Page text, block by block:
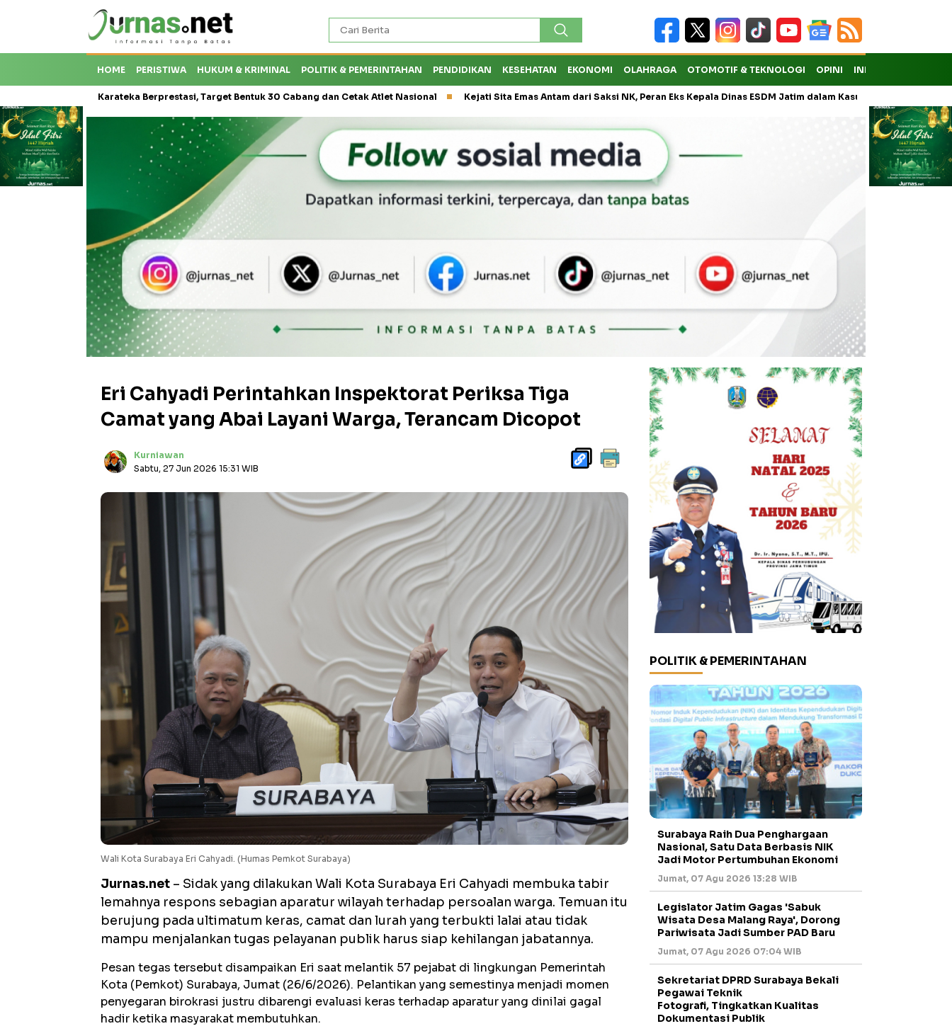
HOME PERISTIWA HUKUM & KRIMINAL POLITIK & PEMERINTAHAN PENDIDIKAN KESEHATAN EKONOMI OLAHRAGA OTOMOTIF & TEKNOLOGI OPINI INDEKS
Karateka Berprestasi, Target Bentuk 30 Cabang dan Cetak Atlet Nasional Kejati Sita Emas Antam dari Saksi NK, Peran Eks Kepala Dinas ESDM Jatim dalam Kasus Pungli Masih Didalami
Eri Cahyadi Perintahkan Inspektorat Periksa Tiga
Camat yang Abai Layani Warga, Terancam Dicopot
Kurniawan
Sabtu, 27 Jun 2026 15:31 WIB
Wali Kota Surabaya Eri Cahyadi. (Humas Pemkot Surabaya)
Jurnas.net – Sidak yang dilakukan Wali Kota Surabaya Eri Cahyadi membuka tabir
lemahnya respons sebagian aparatur wilayah terhadap persoalan warga. Temuan itu
berujung pada ultimatum keras, camat dan lurah yang terbukti lalai atau tidak
mampu menjalankan tugas pelayanan publik harus siap kehilangan jabatannya.
Pesan tegas tersebut disampaikan Eri saat melantik 57 pejabat di lingkungan Pemerintah
Kota (Pemkot) Surabaya, Jumat (26/6/2026). Pelantikan yang semestinya menjadi momen
penyegaran birokrasi justru dibarengi evaluasi keras terhadap aparatur yang dinilai gagal
hadir ketika masyarakat membutuhkan.
POLITIK & PEMERINTAHAN
Surabaya Raih Dua Penghargaan
Nasional, Satu Data Berbasis NIK
Jadi Motor Pertumbuhan Ekonomi
Jumat, 07 Agu 2026 13:28 WIB
Legislator Jatim Gagas 'Sabuk
Wisata Desa Malang Raya', Dorong
Pariwisata Jadi Sumber PAD Baru
Jumat, 07 Agu 2026 07:04 WIB
Sekretariat DPRD Surabaya Bekali
Pegawai Teknik
Fotografi, Tingkatkan Kualitas
Dokumentasi Publik